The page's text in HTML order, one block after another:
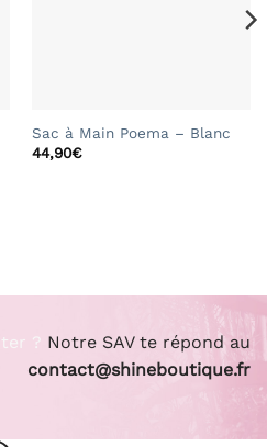
Sac à Main Poema – Blanc
44,90€
? Notre SAV te répond au
contact@shineboutique.fr